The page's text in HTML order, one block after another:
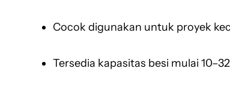
Cocok digunakan untuk proyek
Tersedia kapasitas besi mulai